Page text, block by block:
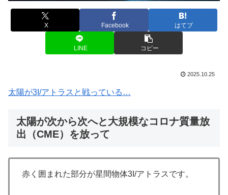
X Facebook はてブ
LINE コピー
2025.10.25
太陽が3I/アトラスと戦っている…
太陽が次から次へと大規模なコロナ質量放
出（CME）を放って
赤く囲まれた部分が星間物体3I/アトラスです。